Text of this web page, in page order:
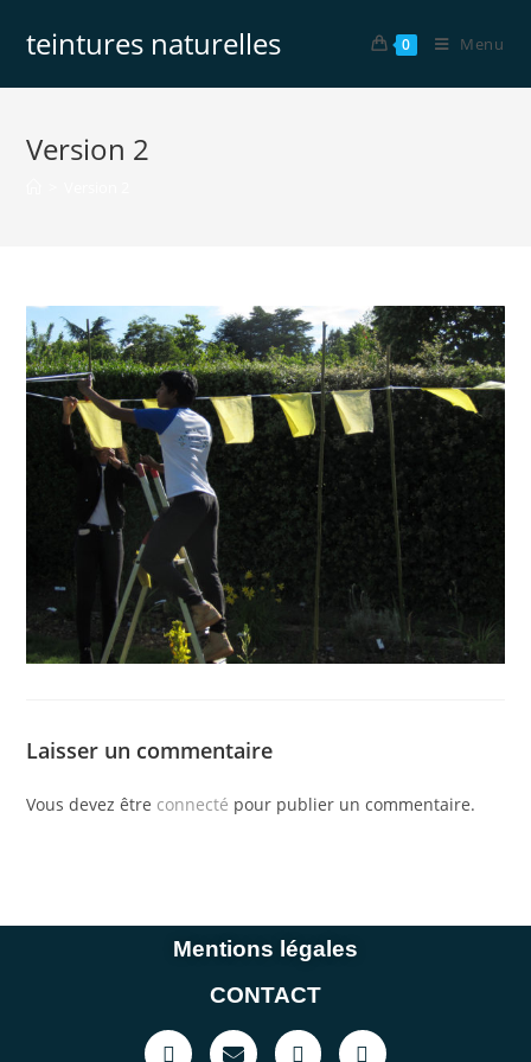
teintures naturelles 0 Menu
Version 2
Laisser un commentaire
Vous devez être connecté pour publier un commentaire.
Mentions légales
CONTACT